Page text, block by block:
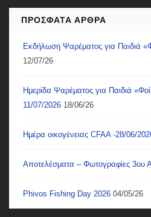
ΠΡΌΣΦΑΤΑ ΆΡΘΡΑ
Εκδήλωση Ψαρέματος για Παιδιά
12/07/26
Ημερίδα Ψαρέματος για Παιδιά
11/07/2026 18/06/26
Ημέρα οικογένειας CFAA -28/06/
Αποτελέσματα – Φωτογραφίες 3ου
Phivos Fishing Day 2026 04/05/26